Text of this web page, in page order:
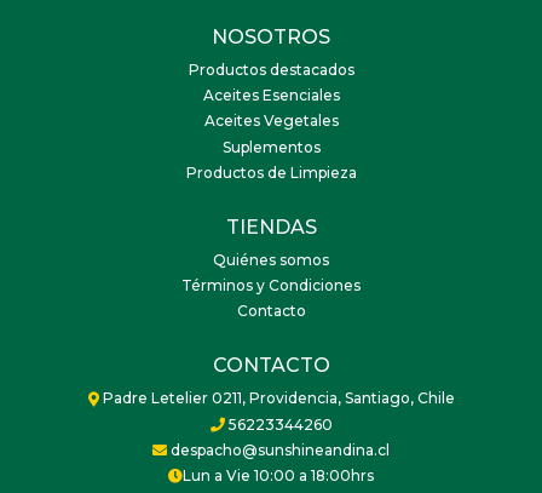
NOSOTROS
Productos destacados
Aceites Esenciales
Aceites Vegetales
Suplementos
Productos de Limpieza
TIENDAS
Quiénes somos
Términos y Condiciones
Contacto
CONTACTO
Padre Letelier 0211, Providencia, Santiago, Chile
56223344260
despacho@sunshineandina.cl
Lun a Vie 10:00 a 18:00hrs